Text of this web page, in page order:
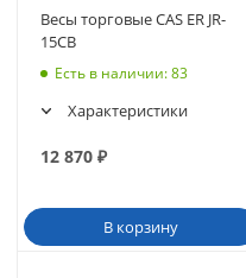
Весы торговые CAS ER JR-
15СВ
Есть в наличии: 83
Характеристики
12 870 ₽
В корзину